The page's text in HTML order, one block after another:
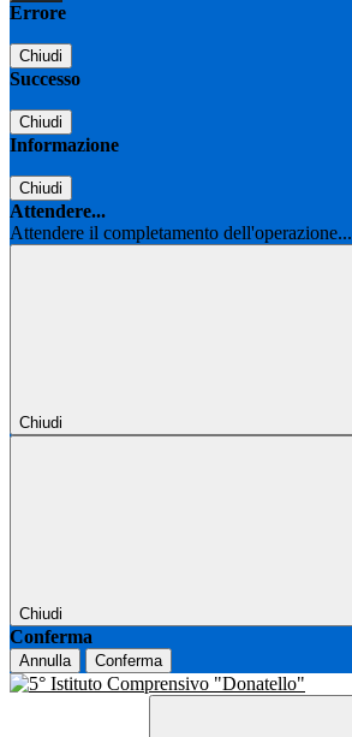
Errore
Chiudi
Successo
Chiudi
Informazione
Chiudi
Attendere...
Attendere il completamento dell'operazione...
Chiudi
Chiudi
Conferma
Annulla Conferma